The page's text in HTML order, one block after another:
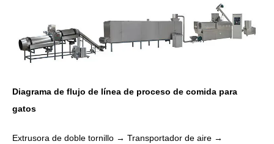
Diagrama de flujo de línea de proceso de comida para
gatos
Extrusora de doble tornillo → Transportador de aire →